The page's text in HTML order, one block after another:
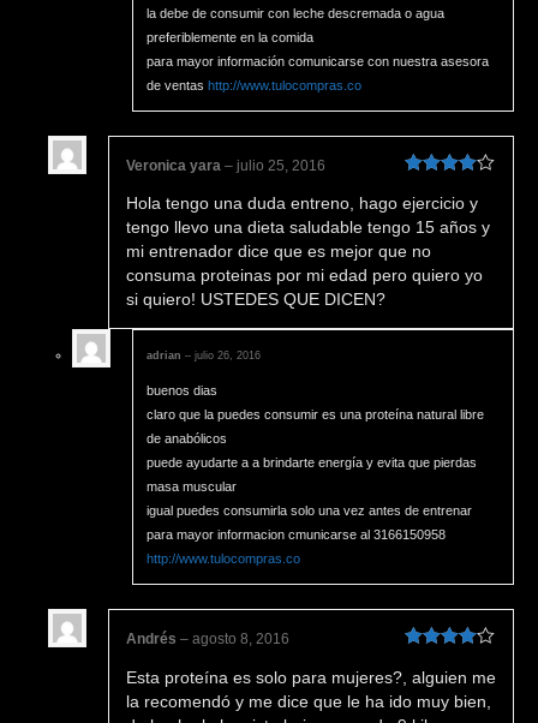
la debe de consumir con leche descremada o agua
preferiblemente en la comida
para mayor información comunicarse con nuestra asesora
de ventas http://www.tulocompras.co
en4de 5
Veronica yara – julio 25, 2016
Hola tengo una duda entreno, hago ejercicio y
tengo llevo una dieta saludable tengo 15 años y
mi entrenador dice que es mejor que no
consuma proteinas por mi edad pero quiero yo
si quiero! USTEDES QUE DICEN?
adrian – julio 26, 2016
buenos dias
claro que la puedes consumir es una proteína natural libre
de anabólicos
puede ayudarte a a brindarte energía y evita que pierdas
masa muscular
igual puedes consumirla solo una vez antes de entrenar
para mayor informacion cmunicarse al 3166150958
http://www.tulocompras.co
en4de 5
Andrés – agosto 8, 2016
Esta proteína es solo para mujeres?, alguien me
la recomendó y me dice que le ha ido muy bien,